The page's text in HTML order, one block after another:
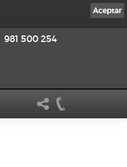
981 500 254
Aceptar